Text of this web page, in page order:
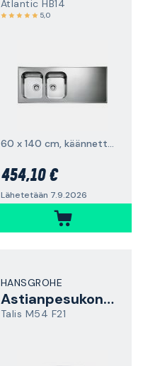
Atlantic HB14
5,0
60 x 140 cm, käännettävä
454,10 €
Lähetetään 7.9.2026
HANSGROHE
Astianpesukoneliitäntä
Talis M54 F21